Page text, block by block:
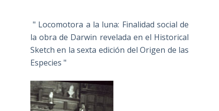
" Locomotora a la luna: Finalidad social de
la obra de Darwin revelada en el Historical
Sketch en la sexta edición del Origen de las
Especies "